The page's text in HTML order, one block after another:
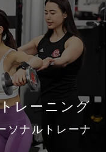
レーニング
ソナルトレーナ